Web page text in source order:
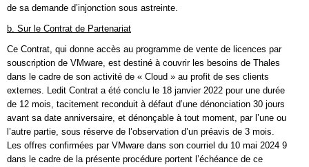
de sa demande d’injonction sous astreinte.
b. Sur le Contrat de Partenariat
Ce Contrat, qui donne accès au programme de vente de licences par
souscription de VMware, est destiné à couvrir les besoins de Thales
dans le cadre de son activité de « Cloud » au profit de ses clients
externes. Ledit Contrat a été conclu le 18 janvier 2022 pour une durée
de 12 mois, tacitement reconduit à défaut d’une dénonciation 30 jours
avant sa date anniversaire, et dénonçable à tout moment, par l’une ou
l’autre partie, sous réserve de l’observation d’un préavis de 3 mois.
Les offres confirmées par VMware dans son courriel du 10 mai 2024 9
dans le cadre de la présente procédure portent l’échéance de ce